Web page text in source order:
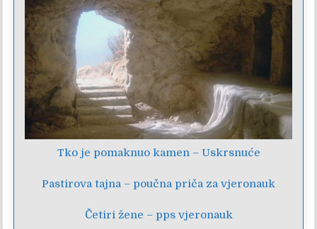
Tko je pomaknuo kamen – Uskrsnuće
Pastirova tajna – poučna priča za vjeronauk
Četiri žene – pps vjeronauk